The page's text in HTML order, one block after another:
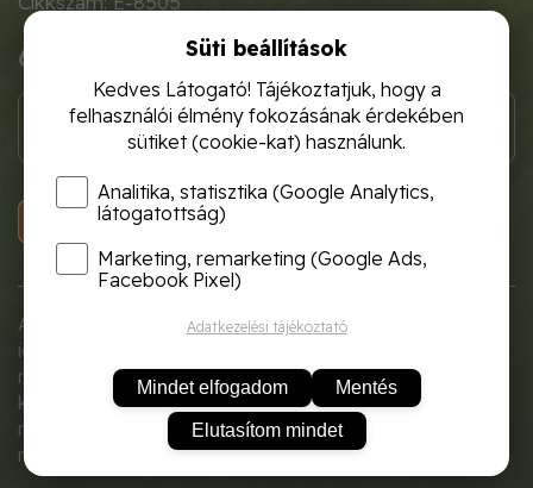
660 Ft
KOSÁRBA
Az egyedi és innovatív Luna kaspó beltéri használatra
ideális, számos méretben és színben megtalálható,
melyek jól passzolnak egymáshoz, tetszés szerint
kombinálhatók. Speciális formájának köszönhetően
megakadályozza a nedvesség kicsapódását, ezáltal
nem lesznek vízlenyomatok a bútoron.
Süti beállítások
Kedves Látogató! Tájékoztatjuk, hogy a
felhasználói élmény fokozásának érdekében
sütiket (cookie-kat) használunk.
Analitika, statisztika (Google Analytics,
látogatottság)
Marketing, remarketing (Google Ads,
Facebook Pixel)
Adatkezelési tájékoztató
Mindet elfogadom Mentés
Elutasítom mindet